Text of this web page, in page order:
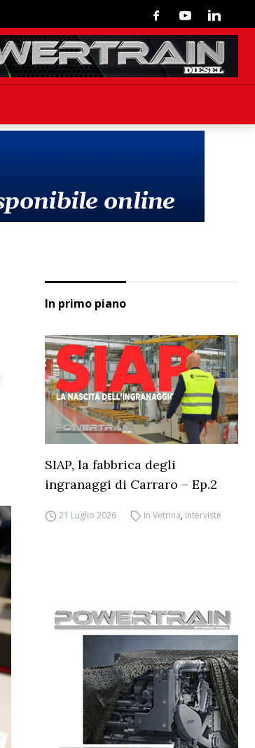
FacebookYoutubeLinkedin
In primo piano
SIAP, la fabbrica degli
ingranaggi di Carraro – Ep.2
21 Luglio 2026 In Vetrina, Interviste